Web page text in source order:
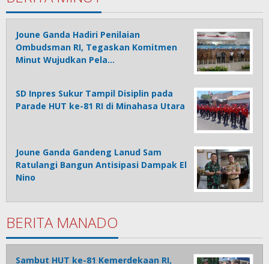
Joune Ganda Hadiri Penilaian
Ombudsman RI, Tegaskan Komitmen
Minut Wujudkan Pela…
SD Inpres Sukur Tampil Disiplin pada
Parade HUT ke-81 RI di Minahasa Utara
Joune Ganda Gandeng Lanud Sam
Ratulangi Bangun Antisipasi Dampak El
Nino
BERITA MANADO
Sambut HUT ke-81 Kemerdekaan RI,